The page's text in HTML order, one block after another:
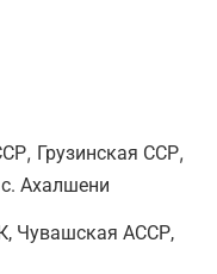
, Грузинская ССР,
с. Ахалшени
Чувашская АССР,